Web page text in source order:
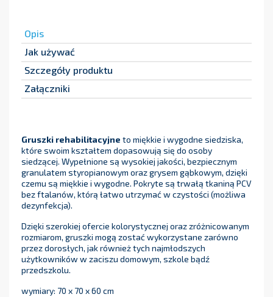
Opis
Jak używać
Szczegóły produktu
Załączniki
Gruszki rehabilitacyjne to miękkie i wygodne siedziska,
które swoim kształtem dopasowują się do osoby
siedzącej. Wypełnione są wysokiej jakości, bezpiecznym
granulatem styropianowym oraz grysem gąbkowym, dzięki
czemu są miękkie i wygodne. Pokryte są trwałą tkaniną PCV
bez ftalanów, którą łatwo utrzymać w czystości (możliwa
dezynfekcja).
Dzięki szerokiej ofercie kolorystycznej oraz zróżnicowanym
rozmiarom, gruszki mogą zostać wykorzystane zarówno
przez dorosłych, jak również tych najmłodszych
użytkowników w zaciszu domowym, szkole bądź
przedszkolu.
wymiary: 70 x 70 x 60 cm